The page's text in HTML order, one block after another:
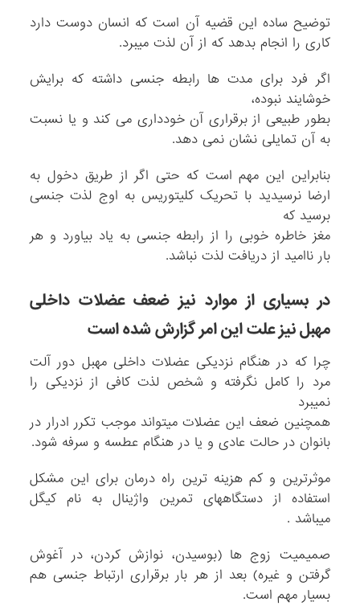
توضیح ساده این قضیه آن است که انسان دوست دارد
کاری را انجام بدهد که از آن لذت میبرد.
اگر فرد برای مدت ها رابطه جنسی داشته که برایش
خوشایند نبوده،
بطور طبیعی از برقراری آن خودداری می کند و یا نسبت
به آن تمایلی نشان نمی دهد.
بنابراین این مهم است که حتی اگر از طریق دخول به
ارضا نرسیدید با تحریک کلیتوریس به اوج لذت جنسی
برسید که
مغز خاطره خوبی را از رابطه جنسی به یاد بیاورد و هر
بار ناامید از دریافت لذت نباشد.
در بسیاری از موارد نیز ضعف عضلات داخلی
مهبل نیز علت این امر گزارش شده است
چرا که در هنگام نزدیکی عضلات داخلی مهبل دور آلت
مرد را کامل نگرفته و شخص لذت کافی از نزدیکی را
نمیبرد
همچنین ضعف این عضلات میتواند موجب تکرر ادرار در
بانوان در حالت عادی و یا در هنگام عطسه و سرفه شود.
موثرترین و کم هزینه ترین راه درمان برای این مشکل
استفاده از دستگاههای تمرین واژینال به نام کیگل
میباشد .
صمیمیت زوج ها (بوسیدن، نوازش کردن، در آغوش
گرفتن و غیره) بعد از هر بار برقراری ارتباط جنسی هم
بسیار مهم است.